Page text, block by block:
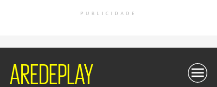
PUBLICIDADE
AREDEPLAY